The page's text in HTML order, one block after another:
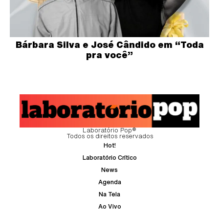
Bárbara Silva e José Cândido em “Toda
pra você”
Laboratório Pop®
Todos os direitos reservados
Hot!
Laboratório Crítico
News
Agenda
Na Tela
Ao Vivo